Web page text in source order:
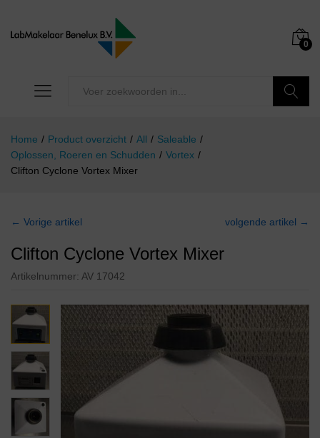
0
Home / Product overzicht / All / Saleable /
Oplossen, Roeren en Schudden / Vortex /
Clifton Cyclone Vortex Mixer
← Vorige artikel volgende artikel →
Clifton Cyclone Vortex Mixer
Artikelnummer: AV 17042